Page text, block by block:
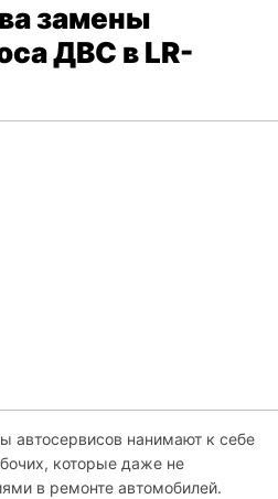
замены
ДВС в LR-
автосервисов нанимают к себе
которые даже не
в ремонте автомобилей.